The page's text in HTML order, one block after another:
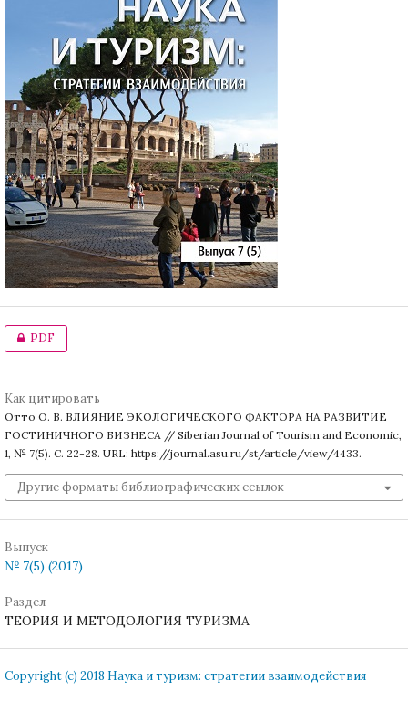
PDF
Как цитировать
Отто О. В. ВЛИЯНИЕ ЭКОЛОГИЧЕСКОГО ФАКТОРА НА РАЗВИТИЕ
ГОСТИНИЧНОГО БИЗНЕСА // Siberian Journal of Tourism and Economic,
1, № 7(5). С. 22-28. URL: https://journal.asu.ru/st/article/view/4433.
Другие форматы библиографических ссылок
Выпуск
№ 7(5) (2017)
Раздел
ТЕОРИЯ И МЕТОДОЛОГИЯ ТУРИЗМА
Copyright (c) 2018 Наука и туризм: стратегии взаимодействия